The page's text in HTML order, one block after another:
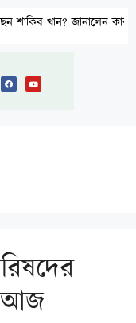
খান? জানালেন কারণ
আজ